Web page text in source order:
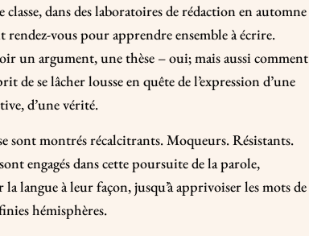
classe, dans des laboratoires de rédaction en automne
rendez-vous pour apprendre ensemble à écrire.
un argument, une thèse – oui; mais aussi comment
de se lâcher lousse en quête de l’expression d’une
d’une vérité.
sont montrés récalcitrants. Moqueurs. Résistants.
engagés dans cette poursuite de la parole,
langue à leur façon, jusqu’à apprivoiser les mots de
hémisphères.